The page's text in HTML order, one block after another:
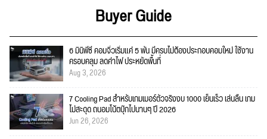
Buyer Guide
6 มินิพีซี คอมจิ๋วเริ่มแค่ 5 พัน มีครบไม่ต้องประกอบคอมใหม่ ใช้งาน
ครอบคลุม ลดค่าไฟ ประหยัดพื้นที่
Aug 3, 2026
7 Cooling Pad สำหรับเกมเมอร์ตัวจริงงบ 1000 เย็นเร็ว เล่นลื่น เกม
ไม่สะดุด ถนอมโน้ตบุ๊กไปนานๆ ปี 2026
Jun 26, 2026